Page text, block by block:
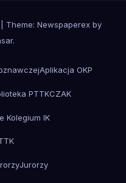
Theme: Newspaperex by
.
Aplikacja OKP
PTTKCZAK
Kolegium IK
Jurorzy